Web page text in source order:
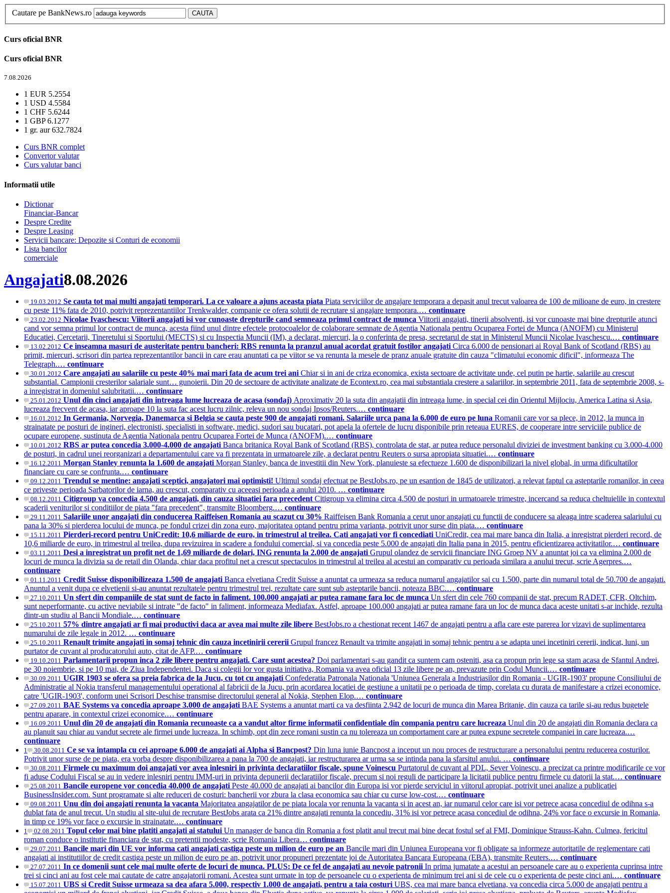
Cautare pe BankNews.ro
Curs oficial BNR
Curs oficial BNR
7.08.2026
1 EUR 5.2554
1 USD 4.5584
1 CHF 5.6244
1 GBP6.1277
1 gr. aur632.7824
Curs BNR complet
Convertor valutar
Curs valutar banci
Informatii utile
Dictionar
Financiar-Bancar
Despre Credite
Despre Leasing
Servicii bancare: Depozite si Conturi de economii
Lista bancilor
comerciale
Angajati8.08.2026
19.03.2012 Se cauta tot mai multi angajati temporari. La ce valoare a ajuns aceasta piata Piata serviciilor de angajare temporara a depasit anul trecut valoarea de 100 de milioane de euro, in crestere
cu peste 11% fata de 2010, potrivit reprezentantiilor Trenkwalder, companie ce ofera solutii de recrutare si angajare temporara.… continuare
23.02.2012 Nicolae Ivaschescu: Viitorii angajati isi vor cunoaste drepturile cand semneaza primul contract de munca Viitorii angajati, tinerii absolventi, isi vor cunoaste mai bine drepturile atunci
cand vor semna primul lor contract de munca, acesta fiind unul dintre efectele protocoalelor de colaborare semnate de Agentia Nationala pentru Ocuparea Fortei de Munca (ANOFM) cu Ministerul
Educatiei, Cercetarii, Tineretului si Sportului (MECTS) si cu Inspectia Muncii (IM), a declarat, miercuri, la o conferinta de presa, secretarul de stat in Ministerul Muncii Nicolae Ivaschescu.… continuare
13.02.2012 Ce inseamna masuri de austeritate pentru bancheri: RBS renunta la pranzul anual acordat gratuit fostilor angajati Circa 6.000 de pensionari ai Royal Bank of Scotland (RBS) au
primit, miercuri, scrisori din partea reprezentantilor bancii in care erau anuntati ca pe viitor se va renunta la mesele de pranz anuale gratuite din cauza "climatului economic dificil", informeaza The
Telegraph.… continuare
30.01.2012 Care angajati au salariile cu peste 40% mai mari fata de acum trei ani Chiar si in ani de criza economica, exista sectoare de activitate unde, cel putin pe hartie, salariile au crescut
substantial. Campionii cresterilor salariale sunt… gunoierii. Din 20 de sectoare de activitate analizate de Econtext.ro, cea mai substantiala crestere a salariilor, in septembrie 2011, fata de septembrie 2008, s-
a inregistrat in domeniul salubritatii.… continuare
25.01.2012 Unul din cinci angajati din intreaga lume lucreaza de acasa (sondaj) Aproximativ 20 la suta din angajatii din intreaga lume, in special cei din Orientul Mijlociu, America Latina si Asia,
lucreaza frecvent de acasa, iar aproape 10 la suta fac acest lucru zilnic, releva un nou sondaj Ipsos/Reuters.… continuare
16.01.2012 In Germania, Norvegia, Danemarca si Belgia se cauta peste 900 de angajati romani. Salariile urca pana la 6.000 de euro pe luna Romanii care vor sa plece, in 2012, la munca in
strainatate pe posturi de ingineri, electronisti, specialisti in software, medici, sudori sau bucatari, pot apela la ofertele de lucru disponibile prin reteaua EURES, de cooperare intre serviciile publice de
ocupare europene, sustinuta de Agentia Nationala pentru Ocuparea Fortei de Munca (ANOFM).… continuare
10.01.2012 RBS ar putea concedia 3.000-4.000 de angajati Banca britanica Royal Bank of Scotland (RBS), controlata de stat, ar putea reduce personalul diviziei de investment banking cu 3.000-4.000
de posturi, in cadrul unei reorganizari a departamentului care va fi prezentata in urmatoarele zile, a declarat pentru Reuters o sursa apropiata situatiei.… continuare
16.12.2011 Morgan Stanley renunta la 1.600 de angajati Morgan Stanley, banca de investitii din New York, planuieste sa efectueze 1.600 de disponibilizari la nivel global, in urma dificultatilor
financiare cu care se confrunta.… continuare
09.12.2011 Trendul se mentine: angajati sceptici, angajatori mai optimisti! Ultimul sondaj efectuat pe BestJobs.ro, pe un esantion de 1845 de utilizatori, a relevat faptul ca asteptarile romanilor, in ceea
ce priveste perioada Sarbatorilor de iarna, au crescut, comparativ cu aceeasi perioada a anului 2010. … continuare
08.12.2011 Citigroup va concedia 4.500 de angajati, din cauza situatiei fara precedent Citigroup va elimina circa 4.500 de posturi in urmatoarele trimestre, incercand sa reduca cheltuielile in contextul
scaderii veniturilor si conditiilor de piata "fara precedent", transmite Bloomberg.… continuare
29.11.2011 Salariile unor angajati din conducerea Raiffeisen Romania au scazut cu 30% Raiffeisen Bank Romania a cerut unor angajati cu functii de conducere sa aleaga intre scaderea salariului cu
pana la 30% si pierderea locului de munca, pe fondul crizei din zona euro, majoritatea optand pentru prima varianta, potrivit unor surse din piata.… continuare
15.11.2011 Pierderi-record pentru UniCredit: 10,6 miliarde de euro, in trimestrul al treilea. Cati angajati vor fi concediati UniCredit, cea mai mare banca din Italia, a inregistrat pierderi record, de
10,6 miliarde de euro, in trimestrul al treilea, dupa revizuirea in scadere a fondului comercial, si va concedia peste 5.000 de angajati din Italia pana in 2015, pentru eficientizarea activitatilor.… continuare
03.11.2011 Desi a inregistrat un profit net de 1,69 miliarde de dolari, ING renunta la 2.000 de angajati Grupul olandez de servicii financiare ING Groep NV a anuntat joi ca va elimina 2.000 de
locuri de munca la divizia sa de retail din Olanda, chiar daca profitul net a crescut spectaculos in trimestrul al treilea al acestui an comparativ cu perioada similara a anului trecut, scrie Agerpres.…
continuare
01.11.2011 Credit Suisse disponibilizeaza 1.500 de angajati Banca elvetiana Credit Suisse a anuntat ca urmeaza sa reduca numarul angajatilor sai cu 1.500, parte din numarul total de 50.700 de angajati.
Anuntul a venit dupa ce elvetienii si-au anuntat rezultatele pentru trimestrul trei, rezultate care sunt sub asteptarile bancii, noteaza BBC.… continuare
27.10.2011 Un sfert din companiile de stat sunt de facto in faliment. 100.000 angajati ar putea ramane fara loc de munca Un sfert din cele 760 companii de stat, precum RADET, CFR, Oltchim,
sunt neperformante, cu active neviabile si intrate "de facto" in faliment, informeaza Mediafax. Astfel, aproape 100.000 angajati ar putea ramane fara un loc de munca daca aceste unitati s-ar inchide, rezulta
dintr-un studiu al Bancii Mondiale.… continuare
25.10.2011 57% dintre angajati ar fi mai productivi daca ar avea mai multe zile libere BestJobs.ro a chestionat recent 1467 de angajati pentru a afla care este parerea lor vizavi de suplimentarea
numarului de zile legale in 2012. … continuare
25.10.2011 Renault trimite angajati in somaj tehnic din cauza incetinirii cererii Grupul francez Renault va trimite angajati in somaj tehnic pentru a se adapta unei incetiniri cererii, indicat, luni, un
purtator de cuvant al producatorului auto, citat de AFP.… continuare
19.10.2011 Parlamentarii propun inca 2 zile libere pentru angajati. Care sunt acestea? Doi parlamentari s-au gandit ca suntem cam osteniti, asa ca propun prin lege sa stam acasa de Sfantul Andrei,
pe 30 noiembrie, si pe 10 mai, de Ziua Independentei. Daca si colegii lor vor gusta initiativa, Romania va avea oficial 13 zile libere pe an, prevazute prin Codul Muncii.… continuare
30.09.2011 UGIR 1903 se ofera sa preia fabrica de la Jucu, cu tot cu angajati Confederatia Patronala Nationala 'Uniunea Generala a Industriasilor din Romania - UGIR-1903' propune Consiliului de
Administratie al Nokia transferul managementului operational al fabricii de la Jucu, prin acordarea locatiei de gestiune a unitatii pe o perioada de timp, corelata cu durata de manifestare a crizei economice,
catre 'UGIR-1903', conform unei Scrisori Deschise transmise directorului general al Nokia, Stephen Elop.… continuare
27.09.2011 BAE Systems va concedia aproape 3.000 de angajati BAE Systems a anuntat marti ca va desfiinta 2.942 de locuri de munca din Marea Britanie, din cauza ca tarile si-au redus bugetele
pentru aparare, in contextul crizei economice.… continuare
16.09.2011 Unul din 20 de angajati din Romania recunoaste ca a vandut altor firme informatii confidentiale din compania pentru care lucreaza Unul din 20 de angajati din Romania declara ca
au planuit sau chiar au vandut secrete ale firmei unde lucreaza. In schimb, opt din zece romani sustin ca nu tolereaza un comportament care ar putea expune secretele companiei in care lucreaza.…
continuare
1 30.08.2011 Ce se va intampla cu cei aproape 6.000 de angajati ai Alpha si Bancpost? Din luna iunie Bancpost a inceput un nou proces de restructurare a personalului pentru reducerea costurilor.
Potrivit unor surse de pe piata, era vorba despre disponibilizarea a pana la 700 de angajati, iar restructurarea ar urma sa se intinda pana la sfarsitul anului. … continuare
30.08.2011 Firmele cu maximum doi angajati vor avea inlesniri in privinta declaratiilor fiscale, spune Voinescu Purtatorul de cuvant al PDL, Sever Voinescu, a precizat ca printre modificarile ce vor
fi aduse Codului Fiscal se au in vedere inlesniri pentru IMM-uri in privinta depunerii declaratiilor fiscale, precum si noi reguli de participare la licitatii publice pentru firmele cu datorii la stat.… continuare
25.08.2011 Bancile europene vor concedia 40.000 de angajati Peste 40.000 de angajati ai bancilor din Europa isi vor pierde serviciul in viitorul apropiat, potrivit unei analize a publicatiei
BusinessInsider.com. Sunt programate si alte reduceri de costuri: bancherii vor zbura la clasa economica sau chiar cu curse low-cost.… continuare
09.08.2011 Unu din doi angajati renunta la vacanta Majoritatea angajatilor de pe piata locala vor renunta la vacanta si in acest an, iar numarul celor care isi vor petrece acasa concediul de odihna s-a
dublat fata de anul trecut. Un studiu al site-ului de recrutare BestJobs arata ca 21% dintre angajati renunta la concediu, 31% isi vor petrece acasa concediul de odihna, 24% vor face o excursie in Romania,
in timp ce 19% vor face o excursie in strainatate.… continuare
1 02.08.2011 Topul celor mai bine platiti angajati ai statului Un manager de banca din Romania a fost platit anul trecut mai bine decat fostul sef al FMI, Dominique Strauss-Kahn. Culmea, fericitul
roman conduce o institutie financiara de stat, cu pretentii modeste, scrie Romania Libera… continuare
29.07.2011 Bancile mari din UE vor informa cati angajati castiga peste un milion de euro pe an Bancile mari din Uniunea Europeana vor fi obligate sa informeze autoritatile de reglementare cati
angajati ai institutiilor de credit castiga peste un milion de euro pe an, potrivit unor propuneri prezentate joi de Autoritatea Bancara Europeana (EBA), transmite Reuters.… continuare
27.07.2011 In ce domenii sunt cele mai multe oferte de locuri de munca. PLUS: De ce fel de angajati au nevoie patronii In prima jumatate a acestui an persoanele care au o experienta cuprinsa intre
trei si cinci ani au fost cele mai cautate de catre angajatorii romani. Acestea sunt urmate in top de persoanele cu o experienta de minimum trei ani si de cele cu o experienta de peste cinci ani.… continuare
15.07.2011 UBS si Credit Suisse urmeaza sa dea afara 5.000, respectiv 1.000 de angajati, pentru a taia costuri UBS, cea mai mare banca elvetiana, va concedia circa 5.000 de angajati pentru a